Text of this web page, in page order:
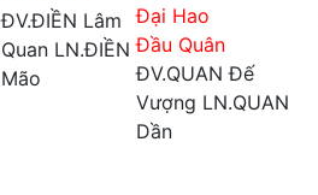
ĐV.ĐIỀN Lâm
Quan LN.ĐIỀN
Mão
Đại Hao
Đầu Quân
ĐV.QUAN Đế
Vượng LN.QUAN
Dần